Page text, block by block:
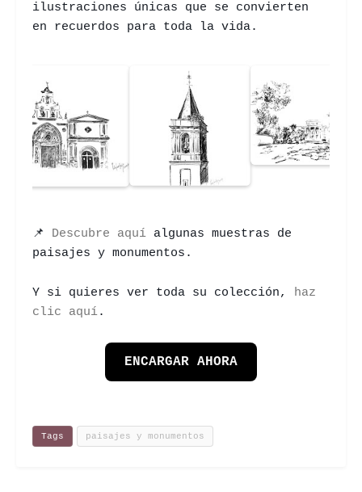
ilustraciones únicas que se convierten
en recuerdos para toda la vida.
📌 Descubre aquí algunas muestras de
paisajes y monumentos.
Y si quieres ver toda su colección, haz
clic aquí.
ENCARGAR AHORA
Tags paisajes y monumentos